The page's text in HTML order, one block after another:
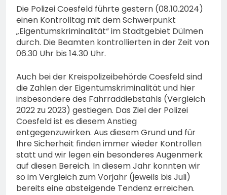
Die Polizei Coesfeld führte gestern (08.10.2024)
einen Kontrolltag mit dem Schwerpunkt
„Eigentumskriminalität“ im Stadtgebiet Dülmen
durch. Die Beamten kontrollierten in der Zeit von
06.30 Uhr bis 14.30 Uhr.
Auch bei der Kreispolizeibehörde Coesfeld sind
die Zahlen der Eigentumskriminalität und hier
insbesondere des Fahrraddiebstahls (Vergleich
2022 zu 2023) gestiegen. Das Ziel der Polizei
Coesfeld ist es diesem Anstieg
entgegenzuwirken. Aus diesem Grund und für
Ihre Sicherheit finden immer wieder Kontrollen
statt und wir legen ein besonderes Augenmerk
auf diesen Bereich. In diesem Jahr konnten wir
so im Vergleich zum Vorjahr (jeweils bis Juli)
bereits eine absteigende Tendenz erreichen.